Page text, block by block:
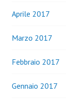
Aprile 2017
Marzo 2017
Febbraio 2017
Gennaio 2017